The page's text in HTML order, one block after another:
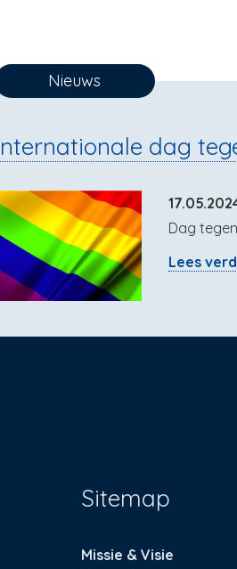
Nieuws
dag
Dag
Lees
Sitemap
Missie & Visie